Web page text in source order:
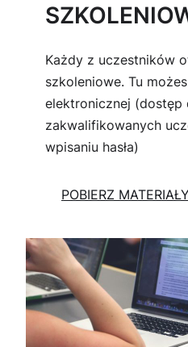
Każdy z uczestników
szkoleniowe. Tu
elektronicznej (dostęp
zakwalifikowanych
wpisaniu hasła)
POBIERZ